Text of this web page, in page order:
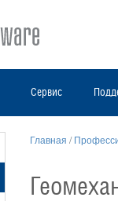
Сервис
Главная /